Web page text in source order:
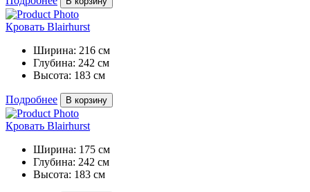
Кровать Blairhurst
Ширина: 216 см
Глубина: 242 см
Высота: 183 см
Подробнее В корзину
Кровать Blairhurst
Ширина: 175 см
Глубина: 242 см
Высота: 183 см